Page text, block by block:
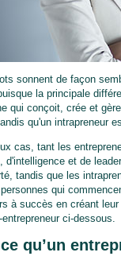
sonnent de façon
la principale
qui conçoit, crée et
qu'un intrapreneur
cas, tant les
d'intelligence et de
tandis que les
qui
à succès en créant
entrepreneur ci-dessous.
qu’un